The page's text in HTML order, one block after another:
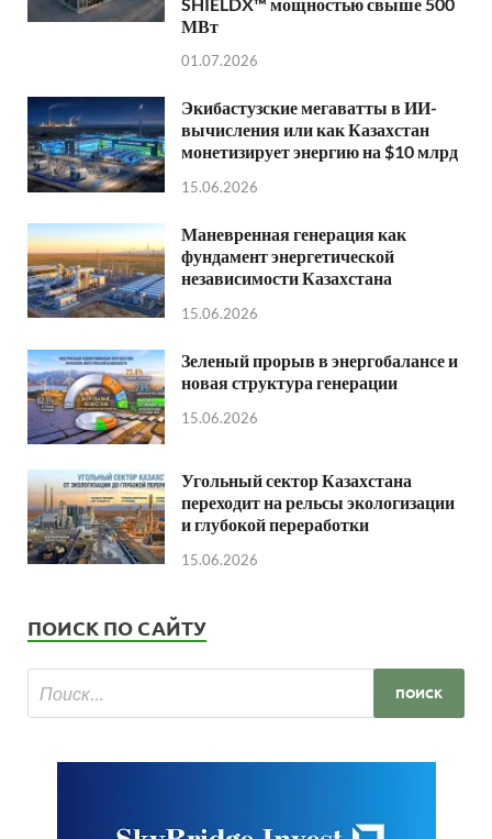
МВт
01.07.2026
Экибастузские мегаватты в ИИ-
вычисления или как Казахстан
монетизирует энергию на $10 млрд
15.06.2026
Маневренная генерация как
фундамент энергетической
независимости Казахстана
15.06.2026
Зеленый прорыв в энергобалансе и
новая структура генерации
15.06.2026
Угольный сектор Казахстана
переходит на рельсы экологизации
и глубокой переработки
15.06.2026
ПОИСК ПО САЙТУ